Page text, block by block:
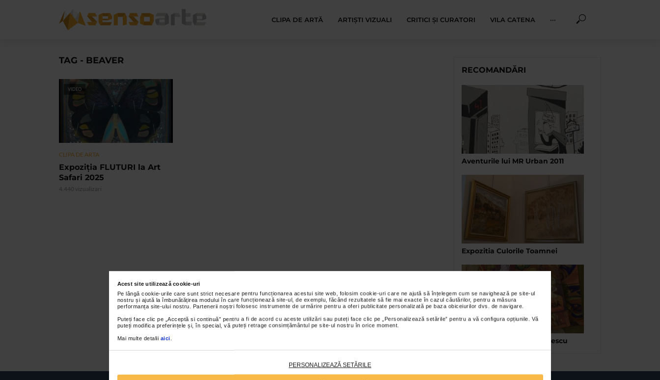
Acest site utilizează cookie-uri
Pe lângă cookie-urile care sunt strict necesare pentru funcționarea acestui site web, folosim cookie-uri care ne ajută să înțelegem cum se navighează pe site-ul
nostru și ajută la îmbunătățirea modului în care funcționează site-ul, de exemplu, făcând rezultatele să fie mai exacte în cazul căutărilor, pentru a măsura
performanța site-ului nostru. Partenerii noștri folosesc instrumente de urmărire pentru a oferi publicitate personalizată pe baza obiceiurilor dvs. de navigare.
Puteți face clic pe „Acceptă si continuă” pentru a fi de acord cu aceste utilizări sau puteți face clic pe „Personalizează setările” pentru a vă configura opțiunile. Vă
puteți modifica preferințele și, în special, vă puteți retrage consimțământul pe site-ul nostru în orice moment.
Mai multe detalii aici
PERSONALIZEAZĂ SETĂRILE
CLIPA DE ARTĂ ARTIȘTI VIZUALI CRITICI ȘI CURATORI VILA CATENA ···
TAG - BEAVER
VIDEO
CLIPA DE ARTA
Expoziţia FLUTURI la Art
Safari 2025
4.440 vizualizari
RECOMANDĂRI
Aventurile lui MR Urban 2011
Expozitia Culorile Toamnei
Expozitia omagiala Eminescu